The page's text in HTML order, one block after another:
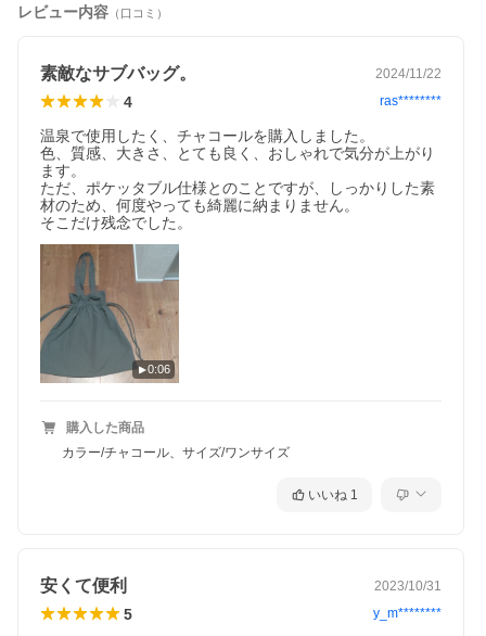
旅先で使うのに「あったらいいな」をかたちにしたサブバッグで
使いたい！」と思えるような仕上がりを目指しました。
街歩きにぴったりな、収納性やデザイン。宿泊先の大浴場に着替
な理想を叶えるために、ディティールまでこだわっています。
レビュー内容 （口コミ）
素敵なサブバッグ。 2024/11/22
4 ras********
温泉で使用したく、チャコールを購入しました。
色、質感、大きさ、とても良く、おしゃれで気分が上がり
ます。
ただ、ポケッタブル仕様とのことですが、しっかりした素
材のため、何度やっても綺麗に納まりません。
そこだけ残念でした。
0:06
購入した商品
カラー/チャコール、サイズ/ワンサイズ
いいね 1
安くて便利 2023/10/31
5 y_m********